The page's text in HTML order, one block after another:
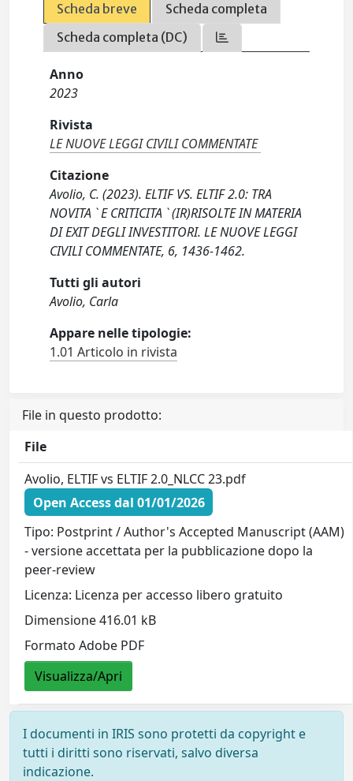
Scheda breve
Scheda completa
Scheda completa (DC)
Anno
2023
Rivista
LE NUOVE LEGGI CIVILI COMMENTATE
Citazione
Avolio, C. (2023). ELTIF VS. ELTIF 2.0: TRA
NOVITA ` E CRITICITA ` (IR)RISOLTE IN MATERIA
DI EXIT DEGLI INVESTITORI. LE NUOVE LEGGI
CIVILI COMMENTATE, 6, 1436-1462.
Tutti gli autori
Avolio, Carla
Appare nelle tipologie:
1.01 Articolo in rivista
File in questo prodotto:
File
Avolio, ELTIF vs ELTIF 2.0_NLCC 23.pdf
Open Access dal 01/01/2026
Tipo: Postprint / Author's Accepted Manuscript (AAM)
- versione accettata per la pubblicazione dopo la
peer-review
Licenza: Licenza per accesso libero gratuito
Dimensione 416.01 kB
Formato Adobe PDF
Visualizza/Apri
I documenti in IRIS sono protetti da copyright e
tutti i diritti sono riservati, salvo diversa
indicazione.